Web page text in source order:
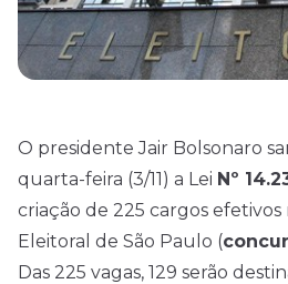
O presidente Jair Bolsonaro
quarta-feira (3/11) a Lei Nº
criação de 225 cargos efetivos
Eleitoral de São Paulo (
Das 225 vagas, 129 serão